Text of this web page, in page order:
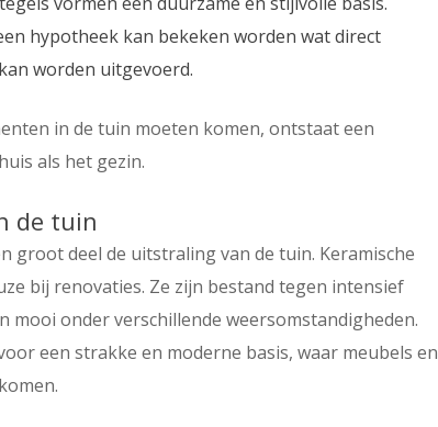
hypotheek kan bekeken worden wat direct
worden uitgevoerd.
in de tuin moeten komen, ontstaat een
als het gezin.
de tuin
groot deel de uitstraling van de tuin. Keramische
bij renovaties. Ze zijn bestand tegen intensief
onder verschillende weersomstandigheden.
een strakke en moderne basis, waar meubels en